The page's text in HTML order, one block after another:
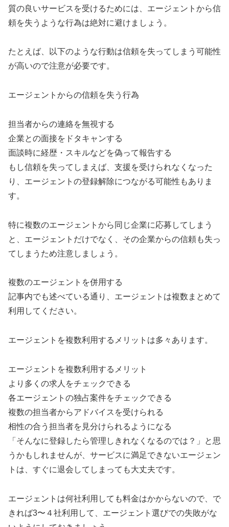
質の良いサービスを受けるためには、エージェントから信
頼を失うような行為は絶対に避けましょう。
たとえば、以下のような行動は信頼を失ってしまう可能性
が高いので注意が必要です。
エージェントからの信頼を失う行為
担当者からの連絡を無視する
企業との面接をドタキャンする
面談時に経歴・スキルなどを偽って報告する
もし信頼を失ってしまえば、支援を受けられなくなった
り、エージェントの登録解除につながる可能性もありま
す。
特に複数のエージェントから同じ企業に応募してしまう
と、エージェントだけでなく、その企業からの信頼も失っ
てしまうため注意しましょう。
複数のエージェントを併用する
記事内でも述べている通り、エージェントは複数まとめて
利用してください。
エージェントを複数利用するメリットは多々あります。
エージェントを複数利用するメリット
より多くの求人をチェックできる
各エージェントの独占案件をチェックできる
複数の担当者からアドバイスを受けられる
相性の合う担当者を見分けられるようになる
「そんなに登録したら管理しきれなくなるのでは？」と思
うかもしれませんが、サービスに満足できないエージェン
トは、すぐに退会してしまっても大丈夫です。
エージェントは何社利用しても料金はかからないので、で
きれば3〜４社利用して、エージェント選びでの失敗がな